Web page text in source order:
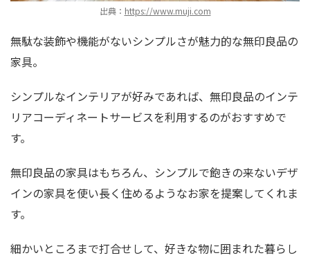
出典： https://www.muji.com
無駄な装飾や機能がないシンプルさが魅力的な無印良品の
家具。
シンプルなインテリアが好みであれば、無印良品のインテ
リアコーディネートサービスを利用するのがおすすめで
す。
無印良品の家具はもちろん、シンプルで飽きの来ないデザ
インの家具を使い長く住めるようなお家を提案してくれま
す。
細かいところまで打合せして、好きな物に囲まれた暮らし